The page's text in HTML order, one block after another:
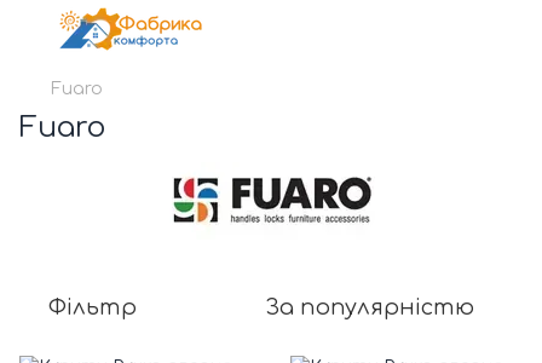
Fuaro
Fuaro
Фільтр За популярністю